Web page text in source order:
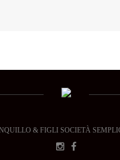
& FIGLI SOCIETÀ